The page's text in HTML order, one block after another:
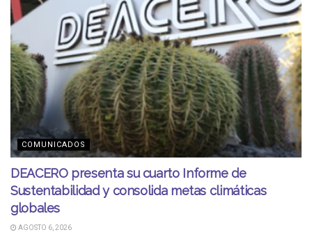
COMUNICADOS
DEACERO presenta su cuarto Informe de
Sustentabilidad y consolida metas climáticas
globales
AGOSTO 6, 2026